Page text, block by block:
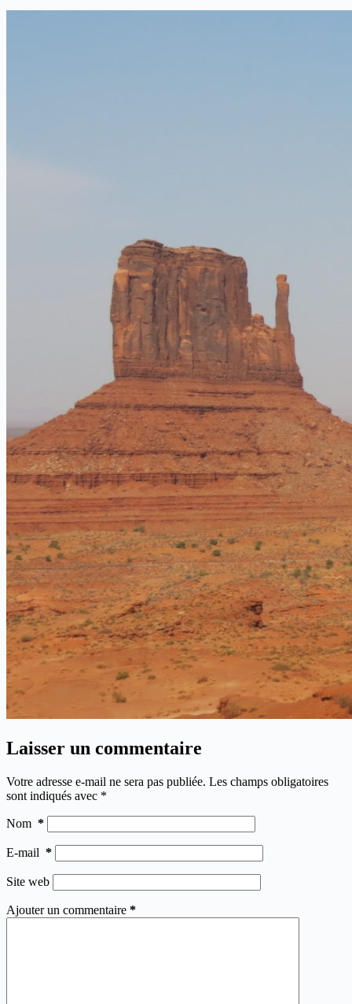
Laisser un commentaire
Votre adresse e-mail ne sera pas publiée. Les champs obligatoires
sont indiqués avec *
Nom *
E-mail *
Site web
Ajouter un commentaire *